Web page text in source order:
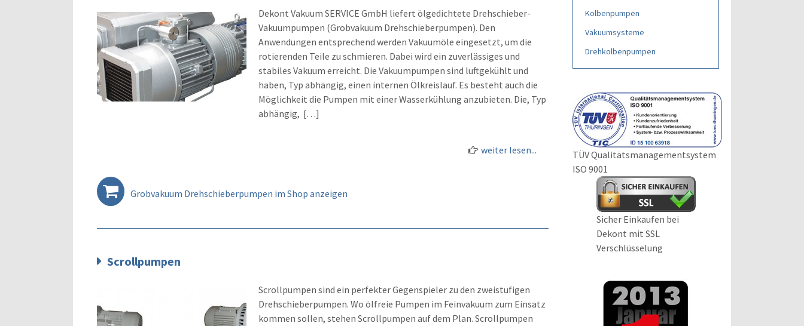
Dekont Vakuum SERVICE GmbH liefert ölgedichtete Drehschieber-
Vakuumpumpen (Grobvakuum Drehschieberpumpen). Den
Anwendungen entsprechend werden Vakuumöle eingesetzt, um die
rotierenden Teile zu schmieren. Dabei wird ein zuverlässiges und
stabiles Vakuum erreicht. Die Vakuumpumpen sind luftgekühlt und
haben, Typ abhängig, einen internen Ölkreislauf. Es besteht auch die
Möglichkeit die Pumpen mit einer Wasserkühlung anzubieten. Die, Typ
abhängig, […]
weiter lesen...
Grobvakuum Drehschieberpumpen im Shop anzeigen
Scrollpumpen
Scrollpumpen sind ein perfekter Gegenspieler zu den zweistufigen
Drehschieberpumpen. Wo ölfreie Pumpen im Feinvakuum zum Einsatz
kommen sollen, stehen Scrollpumpen auf dem Plan. Scrollpumpen
Kolbenpumpen
Vakuumsysteme
Drehkolbenpumpen
TÜV Qualitätsmanagementsystem
ISO 9001
Sicher Einkaufen bei
Dekont mit SSL
Verschlüsselung